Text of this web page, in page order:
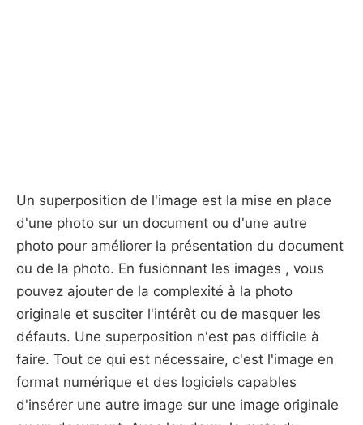
Un superposition de l'image est la mise en place
d'une photo sur un document ou d'une autre
photo pour améliorer la présentation du document
ou de la photo. En fusionnant les images , vous
pouvez ajouter de la complexité à la photo
originale et susciter l'intérêt ou de masquer les
défauts. Une superposition n'est pas difficile à
faire. Tout ce qui est nécessaire, c'est l'image en
format numérique et des logiciels capables
d'insérer une autre image sur une image originale